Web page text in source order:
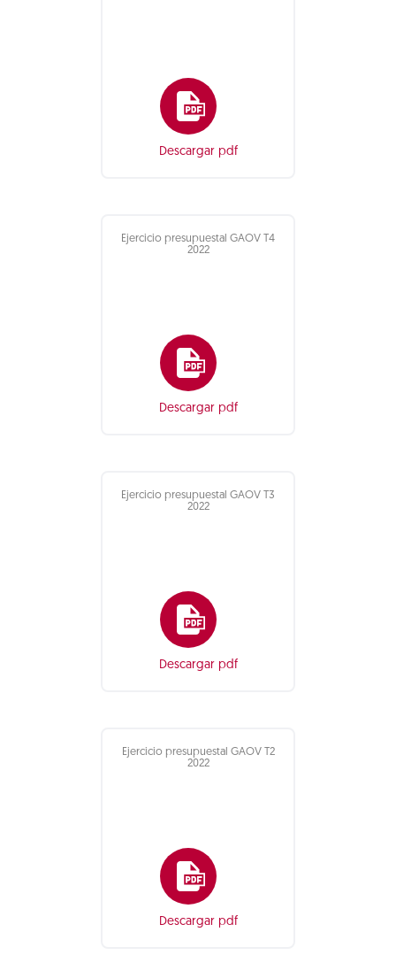
Descargar pdf
Ejercicio presupuestal GAOV T4
2022
Descargar pdf
Ejercicio presupuestal GAOV T3
2022
Descargar pdf
Ejercicio presupuestal GAOV T2
2022
Descargar pdf